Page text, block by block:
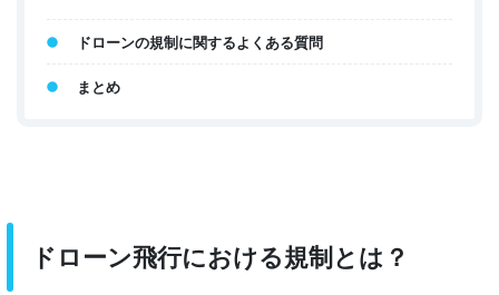
ドローンの規制に関するよくある質問
まとめ
ドローン飛行における規制とは？